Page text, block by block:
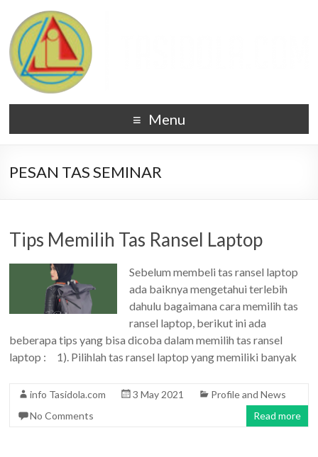
Menu
PESAN TAS SEMINAR
Tips Memilih Tas Ransel Laptop
Sebelum membeli tas ransel laptop
ada baiknya mengetahui terlebih
dahulu bagaimana cara memilih tas
ransel laptop, berikut ini ada
beberapa tips yang bisa dicoba dalam memilih tas ransel
laptop : 1). Pilihlah tas ransel laptop yang memiliki banyak
info Tasidola.com 3 May 2021
Profile and News
No Comments
Read more